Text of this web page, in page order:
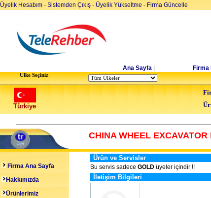
Üyelik Hesabım - Sistemden Çıkış - Üyelik Yükseltme - Firma Güncelle
Ana Sayfa Firma
Ulke Seçiniz
Türkiye
CHINA WHEEL
Firma Ana Sayfa
Hakkımızda
Ürünlerimiz
Ürün ve Servisler
Bu servis sadece GOLD üyeler içindir !!
İletişim Bilgileri